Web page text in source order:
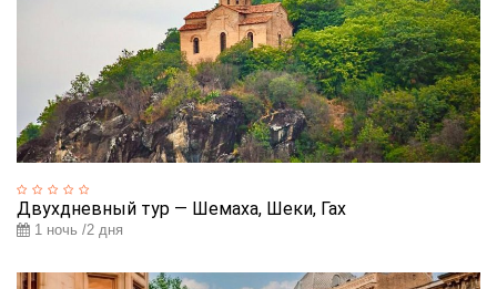
Двухдневный тур — Шемаха, Шеки, Гах
1 ночь /2 дня